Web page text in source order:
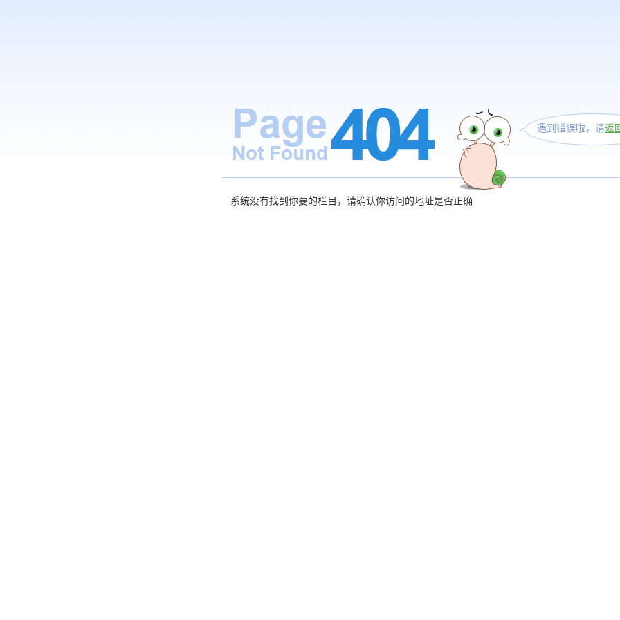
遇到错误啦，请返
系统没有找到你要的栏目，请确认你访问的地址是否正确